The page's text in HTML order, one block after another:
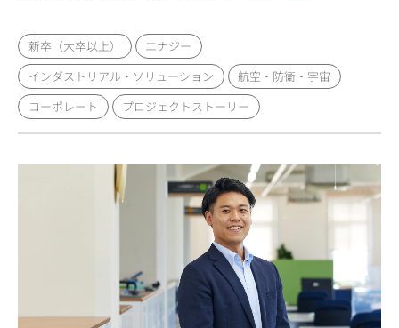
新卒（大卒以上）
エナジー
インダストリアル・ソリューション
航空・防衛・宇宙
コーポレート
プロジェクトストーリー